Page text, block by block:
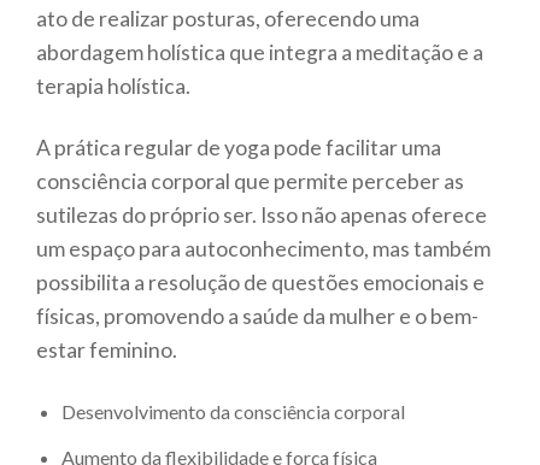
ato de realizar posturas, oferecendo uma
abordagem holística que integra a meditação e a
terapia holística.
A prática regular de yoga pode facilitar uma
consciência corporal que permite perceber as
sutilezas do próprio ser. Isso não apenas oferece
um espaço para autoconhecimento, mas também
possibilita a resolução de questões emocionais e
físicas, promovendo a saúde da mulher e o bem-
estar feminino.
Desenvolvimento da consciência corporal
Aumento da flexibilidade e força física